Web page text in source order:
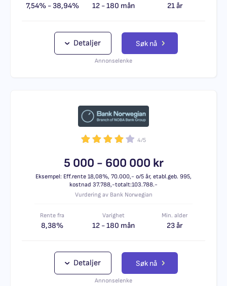
7,54% - 38,94% 12 - 180 mån 21 år
Annonselenke
Detaljer Søk nå
4/5
5 000 - 600 000 kr
Eksempel: Eff.rente 18,08%, 70.000,- o/5 år, etabl.geb. 995,
kostnad 37.788,-totalt:103.788.-
Vurdering av Bank Norwegian
Rente fra
8,38%
Varighet
12 - 180 mån
Min. alder
23 år
Annonselenke
Detaljer Søk nå